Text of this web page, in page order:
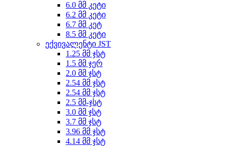
6.0 მმ კეტი
6.2 მმ კეტი
6.7 მმ კეტ
8.5 მმ კეტი
ექვივალენტი JST
1.25 მმ ჯსტ
1.5 მმ ჯერ
2.0 მმ ჯსტ
2.54 მმ ჯსტ
2.54 მმ ჯსტ
2.5 მმ-ჯსტ
3.0 მმ ჯსტ
3.7 მმ ჯსტ
3.96 მმ ჯსტ
4.14 მმ ჯსტ